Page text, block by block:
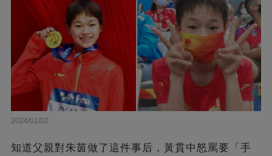
2024/01/02
知道父親對朱茵做了這件事后，黃貫中怒罵要「手